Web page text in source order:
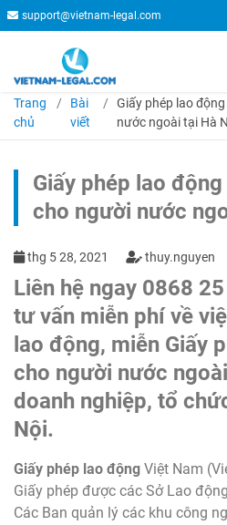
support@vietnam-legal.com
Trang
chủ
Bài
viết
Giấy phép lao
nước ngoài tại Hà
Giấy phép lao
cho người nước
thg 5 28, 2021 thuy.nguyen
Liên hệ ngay 0868
tư vấn miễn phí về
lao động, miễn Giấy
cho người nước
doanh nghiệp, tổ
Nội.
Giấy phép lao động Việt Nam
Giấy phép được các Sở Lao
Các Ban quản lý các khu công